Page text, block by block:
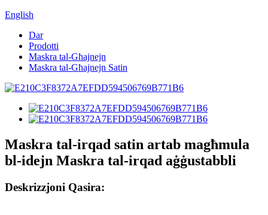
English
Dar
Prodotti
Maskra tal-Għajnejn
Maskra tal-Għajnejn Satin
Maskra tal-irqad satin artab magħmula
bl-idejn Maskra tal-irqad aġġustabbli
Deskrizzjoni Qasira: